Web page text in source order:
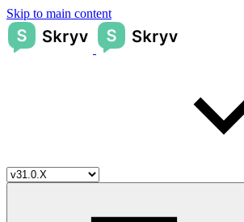
Skip to main content